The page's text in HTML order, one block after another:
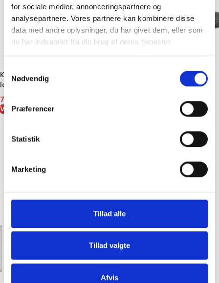
for sociale medier, annonceringspartnere og
analysepartnere. Vores partnere kan kombinere disse
data med andre oplysninger, du har givet dem, eller som
de har indsamlet fra din brug af deres tjenester.
Nødvendig
Præferencer
Statistik
Marketing
Tillad alle
Tillad valgte
Afvis
Kokkekniv Damaskus – 67
lags stål – 3
749,00
VIS VARE
Kokkekniv Damaskus 67 lags
Hos Slagter Bob får du premium kød til